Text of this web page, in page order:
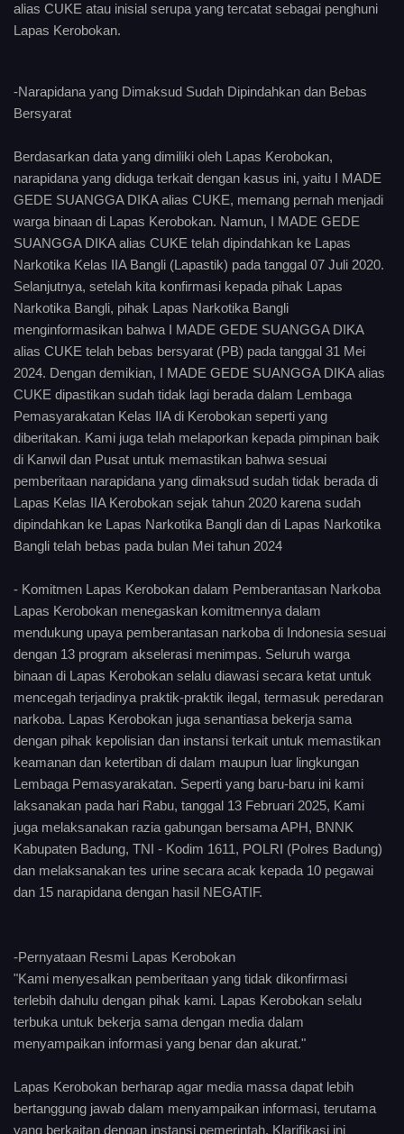
alias CUKE atau inisial serupa yang tercatat sebagai penghuni
Lapas Kerobokan.
-Narapidana yang Dimaksud Sudah Dipindahkan dan Bebas
Bersyarat
Berdasarkan data yang dimiliki oleh Lapas Kerobokan,
narapidana yang diduga terkait dengan kasus ini, yaitu I MADE
GEDE SUANGGA DIKA alias CUKE, memang pernah menjadi
warga binaan di Lapas Kerobokan. Namun, I MADE GEDE
SUANGGA DIKA alias CUKE telah dipindahkan ke Lapas
Narkotika Kelas IIA Bangli (Lapastik) pada tanggal 07 Juli 2020.
Selanjutnya, setelah kita konfirmasi kepada pihak Lapas
Narkotika Bangli, pihak Lapas Narkotika Bangli
menginformasikan bahwa I MADE GEDE SUANGGA DIKA
alias CUKE telah bebas bersyarat (PB) pada tanggal 31 Mei
2024. Dengan demikian, I MADE GEDE SUANGGA DIKA alias
CUKE dipastikan sudah tidak lagi berada dalam Lembaga
Pemasyarakatan Kelas IIA di Kerobokan seperti yang
diberitakan. Kami juga telah melaporkan kepada pimpinan baik
di Kanwil dan Pusat untuk memastikan bahwa sesuai
pemberitaan narapidana yang dimaksud sudah tidak berada di
Lapas Kelas IIA Kerobokan sejak tahun 2020 karena sudah
dipindahkan ke Lapas Narkotika Bangli dan di Lapas Narkotika
Bangli telah bebas pada bulan Mei tahun 2024
- Komitmen Lapas Kerobokan dalam Pemberantasan Narkoba
Lapas Kerobokan menegaskan komitmennya dalam
mendukung upaya pemberantasan narkoba di Indonesia sesuai
dengan 13 program akselerasi menimpas. Seluruh warga
binaan di Lapas Kerobokan selalu diawasi secara ketat untuk
mencegah terjadinya praktik-praktik ilegal, termasuk peredaran
narkoba. Lapas Kerobokan juga senantiasa bekerja sama
dengan pihak kepolisian dan instansi terkait untuk memastikan
keamanan dan ketertiban di dalam maupun luar lingkungan
Lembaga Pemasyarakatan. Seperti yang baru-baru ini kami
laksanakan pada hari Rabu, tanggal 13 Februari 2025, Kami
juga melaksanakan razia gabungan bersama APH, BNNK
Kabupaten Badung, TNI - Kodim 1611, POLRI (Polres Badung)
dan melaksanakan tes urine secara acak kepada 10 pegawai
dan 15 narapidana dengan hasil NEGATIF.
-Pernyataan Resmi Lapas Kerobokan
"Kami menyesalkan pemberitaan yang tidak dikonfirmasi
terlebih dahulu dengan pihak kami. Lapas Kerobokan selalu
terbuka untuk bekerja sama dengan media dalam
menyampaikan informasi yang benar dan akurat."
Lapas Kerobokan berharap agar media massa dapat lebih
bertanggung jawab dalam menyampaikan informasi, terutama
yang berkaitan dengan instansi pemerintah. Klarifikasi ini